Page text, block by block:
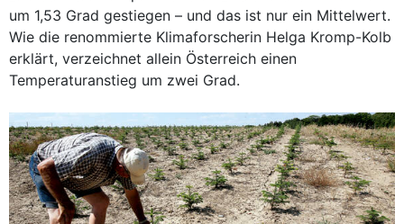
um 1,53 Grad gestiegen – und das ist nur ein Mittelwert.
Wie die renommierte Klimaforscherin Helga Kromp-Kolb
erklärt, verzeichnet allein Österreich einen
Temperaturanstieg um zwei Grad.